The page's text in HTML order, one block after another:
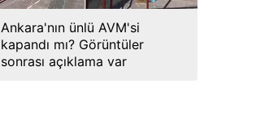
Ankara'nın ünlü AVM'si
kapandı mı? Görüntüler
sonrası açıklama var